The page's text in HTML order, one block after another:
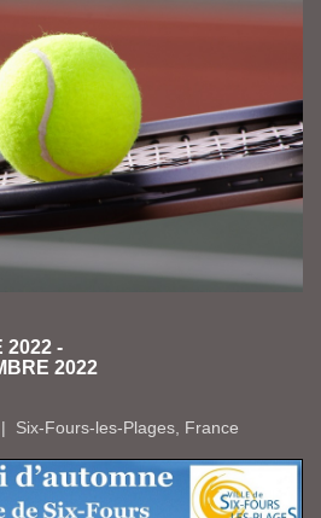
2022 -
2022
| Six-Fours-les-Plages, France